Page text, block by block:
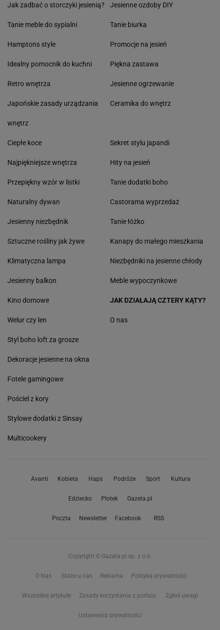
Jak zadbać o storczyki jesienią?
Tanie meble do sypialni
Hamptons style
Idealny pomocnik do kuchni
Retro wnętrza
Japońskie zasady urządzania
wnętrz
Jesienne ozdoby DIY
Tanie biurka
Promocje na jesień
Piękna zastawa
Jesienne ogrzewanie
Ceramika do wnętrz
Ciepłe koce
Najpiękniejsze wnętrza
Przepiękny wzór w listki
Naturalny dywan
Jesienny niezbędnik
Sztuczne rośliny jak żywe
Klimatyczna lampa
Jesienny balkon
Sekret stylu japandi
Hity na jesień
Tanie dodatki boho
Castorama wyprzedaż
Tanie łóżko
Kanapy do małego mieszkania
Niezbędniki na jesienne chłody
Meble wypoczynkowe
Kino domowe
Welur czy len
Styl boho loft za grosze
Dekoracje jesienne na okna
Fotele gamingowe
Pościel z kory
Stylowe dodatki z Sinsay
Multicookery
JAK DZIAŁAJĄ CZTERY KĄTY?
O nas
Avanti Kobieta Haps Podróże Sport Kultura
Edziecko Plotek Gazeta.pl
Poczta Newsletter Facebook RSS
Copyright © Gazeta.pl sp. z o.o.
O Nas Staże u nas Reklama Polityka prywatności
Wszystkie artykuły Zasady korzystania z portalu Zgłoś uwagi
Ustawienia prywatności